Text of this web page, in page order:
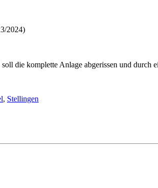
2024)
die komplette Anlage abgerissen und durch
, Stellingen